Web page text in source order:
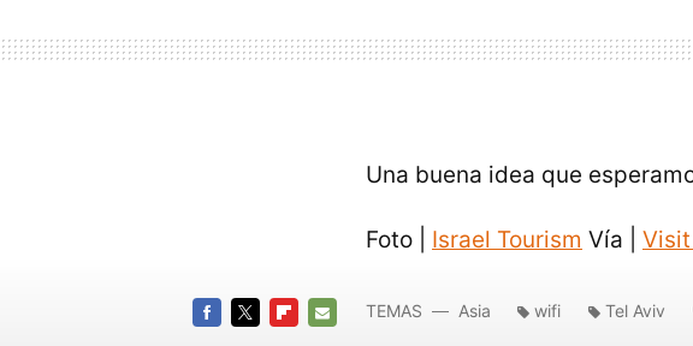
Una buena idea que
Foto | Israel Tourism Vía |
TEMAS Asia wifi Tel Aviv